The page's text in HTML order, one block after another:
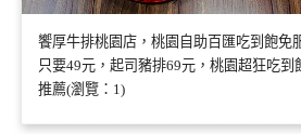
饗厚牛排桃園店，桃園自助百匯吃到飽免
只要49元，起司豬排69元，桃園超狂吃
推薦(瀏覽：1)